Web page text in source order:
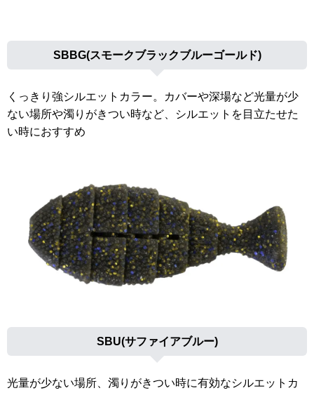
SBBG(スモークブラックブルーゴールド)
くっきり強シルエットカラー。カバーや深場など光量が少
ない場所や濁りがきつい時など、シルエットを目立たせた
い時におすすめ
SBU(サファイアブルー)
光量が少ない場所、濁りがきつい時に有効なシルエットカ